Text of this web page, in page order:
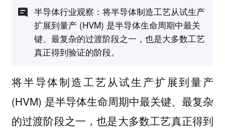
半导体行业观察：将半导体制造工艺从试生产
扩展到量产 (HVM) 是半导体生命周期中最关
键、最复杂的过渡阶段之一，也是大多数工艺
真正得到验证的阶段。
将半导体制造工艺从试生产扩展到量产
(HVM) 是半导体生命周期中最关键、最复杂
的过渡阶段之一，也是大多数工艺真正得到